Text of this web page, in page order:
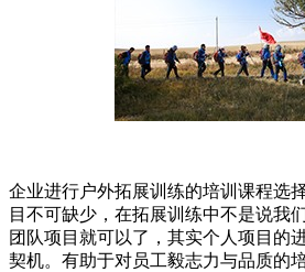
企业进行户外拓展训练的培训课程选
目不可缺少，在拓展训练中不是说我
团队项目就可以了，其实个人项目的
契机。有助于对员工毅志力与品质的